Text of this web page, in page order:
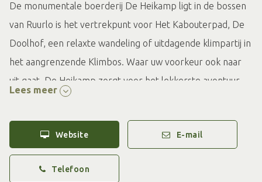
De monumentale boerderij De Heikamp ligt in de bossen
van Ruurlo is het vertrekpunt voor Het Kabouterpad, De
Doolhof, een relaxte wandeling of uitdagende klimpartij in
het aangrenzende Klimbos. Waar uw voorkeur ook naar
uit gaat, De Heikamp zorgt voor het lekkerste avontuur
van de Achterhoek.
Eigen graan, pure passie
De pannenkoeken van De Heikamp worden al meer dan
Lees meer
Website E-mail
Telefoon